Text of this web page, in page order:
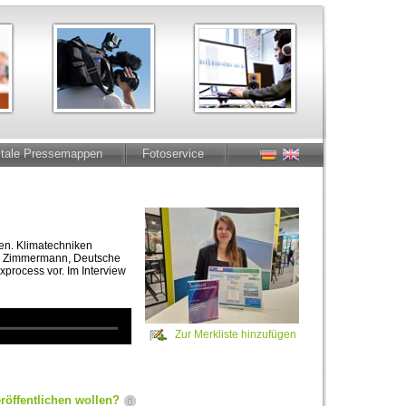
Pressemappen Fotoservice
Klimatechniken
Deutsche
vor. Im Interview
Zur Merkliste hinzufügen
wollen?